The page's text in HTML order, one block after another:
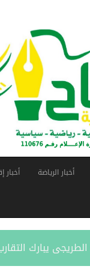
أخبار الرياضة أخبار
الطريجى يبارك